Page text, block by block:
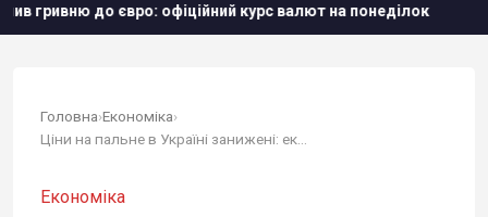
офіційний курс валют на понеділок Українське
Головна›Економіка›
Економіка